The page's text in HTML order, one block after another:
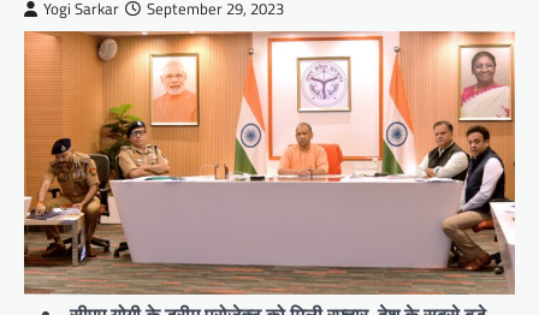
Yogi Sarkar September 29, 2023